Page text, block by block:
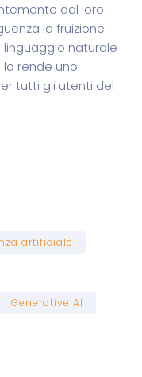
dal loro
la fruizione.
naturale
rende uno
tutti gli utenti del
artificiale
Generative AI